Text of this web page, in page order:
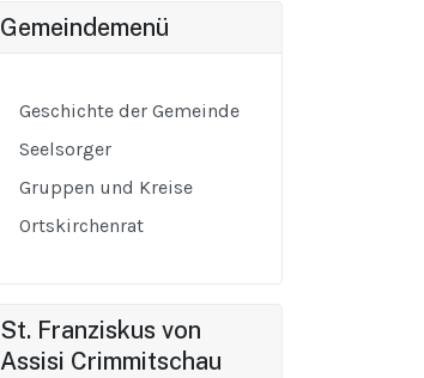
Gemeindemenü
Geschichte der Gemeinde
Seelsorger
Gruppen und Kreise
Ortskirchenrat
St. Franziskus von
Assisi Crimmitschau